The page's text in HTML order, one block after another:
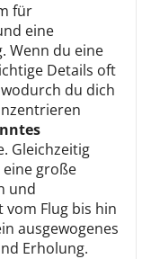
für
eine
Wenn du eine
Details oft
du dich
Gleichzeitig
große
und
vom Flug bis hin
ausgewogenes
Erholung.